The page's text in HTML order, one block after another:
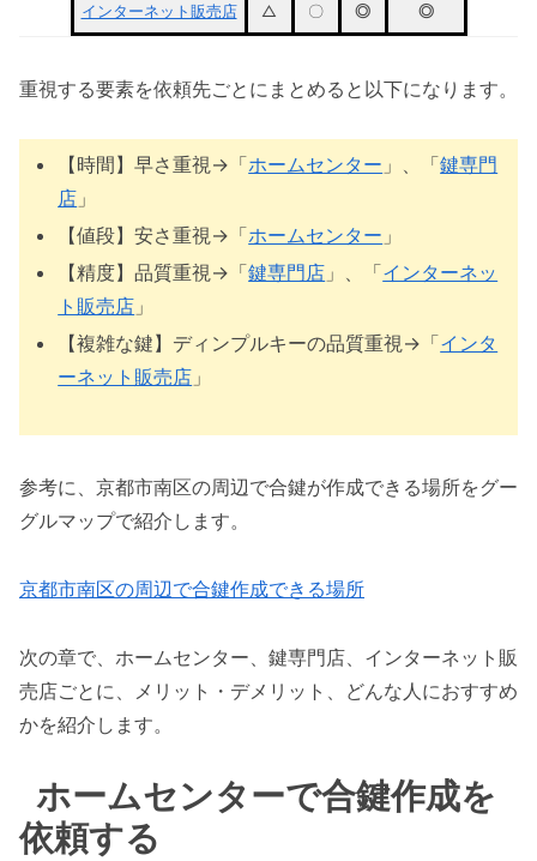
インターネット販売店 △ 〇 ◎ ◎
重視する要素を依頼先ごとにまとめると以下になります。
【時間】早さ重視→「ホームセンター 」、「鍵専門
店 」
【値段】安さ重視→「ホームセンター 」
【精度】品質重視→「鍵専門店 」、「インターネッ
ト販売店 」
【複雑な鍵】ディンプルキーの品質重視→「インタ
ーネット販売店 」
参考に、京都市南区の周辺で合鍵が作成できる場所をグー
グルマップで紹介します。
京都市南区の周辺で合鍵作成できる場所
次の章で、ホームセンター、鍵専門店、インターネット販
売店ごとに、メリット・デメリット、どんな人におすすめ
かを紹介します。
ホームセンターで合鍵作成を
依頼する